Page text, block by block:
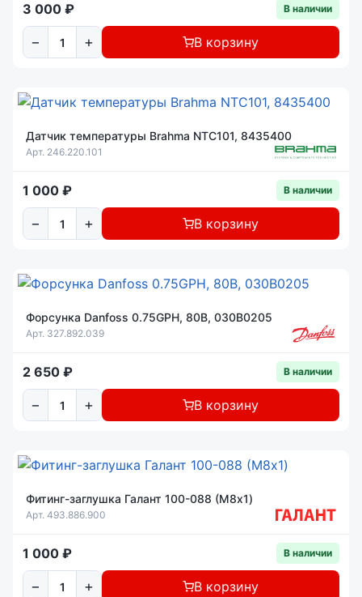
3 000 ₽ В наличии
− + В корзину
Датчик температуры Brahma NTC101, 8435400
Арт. 246.220.101
1 000 ₽ В наличии
− + В корзину
Форсунка Danfoss 0.75GPH, 80B, 030B0205
Арт. 327.892.039
2 650 ₽ В наличии
− + В корзину
Фитинг-заглушка Галант 100-088 (М8x1)
Арт. 493.886.900
1 000 ₽ В наличии
− + В корзину